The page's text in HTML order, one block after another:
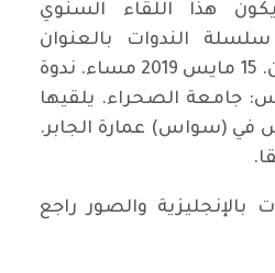
هذا اللقاء السنوي
الندوات بالعنوان
الرئيسي فكرة عن ايران. 15 مايس 2019 مساء. ندوة
جامعة الصحراء. يلقيها
في (سواس) عمارة الجابر.
بالإنجليزية والصور راجع